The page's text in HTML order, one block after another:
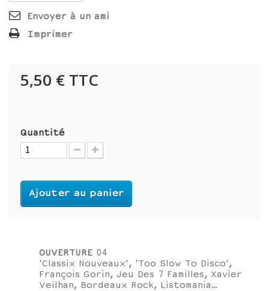
Envoyer à un ami
Imprimer
5,50 € TTC
Quantité
Ajouter au panier
OUVERTURE 04
'Classix Nouveaux', 'Too Slow To Disco',
François Gorin, Jeu Des 7 Familles, Xavier
Veilhan, Bordeaux Rock, Listomania…